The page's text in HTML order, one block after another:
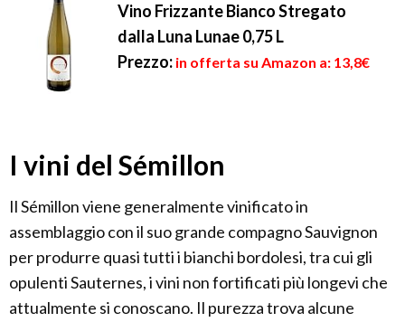
Vino Frizzante Bianco Stregato
dalla Luna Lunae 0,75 L
Prezzo: in offerta su Amazon a: 13,8€
I vini del Sémillon
Il Sémillon viene generalmente vinificato in
assemblaggio con il suo grande compagno Sauvignon
per produrre quasi tutti i bianchi bordolesi, tra cui gli
opulenti Sauternes, i vini non fortificati più longevi che
attualmente si conoscano. Il purezza trova alcune